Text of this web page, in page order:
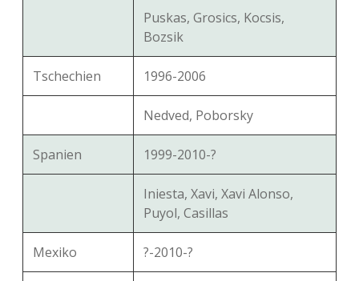
Puskas, Grosics, Kocsis,
Bozsik
Tschechien 1996-2006
Nedved, Poborsky
Spanien 1999-2010-?
Iniesta, Xavi, Xavi Alonso,
Puyol, Casillas
Mexiko ?-2010-?